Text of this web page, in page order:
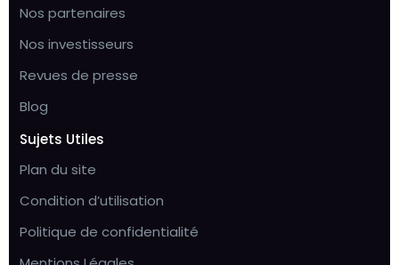
Nos partenaires
Nos investisseurs
Revues de presse
Blog
Sujets Utiles
Plan du site
Condition d’utilisation
Politique de confidentialité